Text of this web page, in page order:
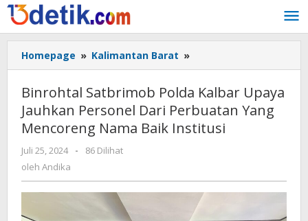
Lewati
ke
konten
Homepage » Kalimantan Barat »
Satbrimob
Polda
Kalbar
Upaya
Jauhkan
Yang
Mencoreng
Nama
Binrohtal Satbrimob Polda Kalbar Upaya
Jauhkan Personel Dari Perbuatan Yang
Mencoreng Nama Baik Institusi
Juli 25, 2024
oleh
-
86 Dilihat
oleh Andika